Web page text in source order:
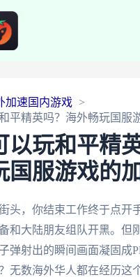
加速国内游戏
平精英吗？海外畅玩国服
以玩和平精
国服游戏的
头，你结束工作终于点开
和大陆朋友组队开黑。但
弹射出的瞬间画面凝固成
无数海外华人都在经历这